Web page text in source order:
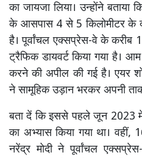
का जायजा लिया। उन्होंने बताया
के आसपास 4 से 5 किलोमीटर के
है। पूर्वांचल एक्सप्रेस-वे के करीब
ट्रैफिक डायवर्ट किया गया है।
करने की अपील की गई है। एयर शो
ने सामूहिक उड़ान भरकर अपनी
बता दें कि इससे पहले जून 2023 में
का अभ्यास किया गया था। वहीं,
नरेंद्र मोदी ने पूर्वांचल